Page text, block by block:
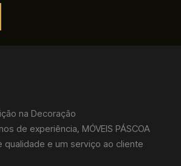
na Decoração
de experiência, MÓVEIS PÁSCOA
e um serviço ao cliente